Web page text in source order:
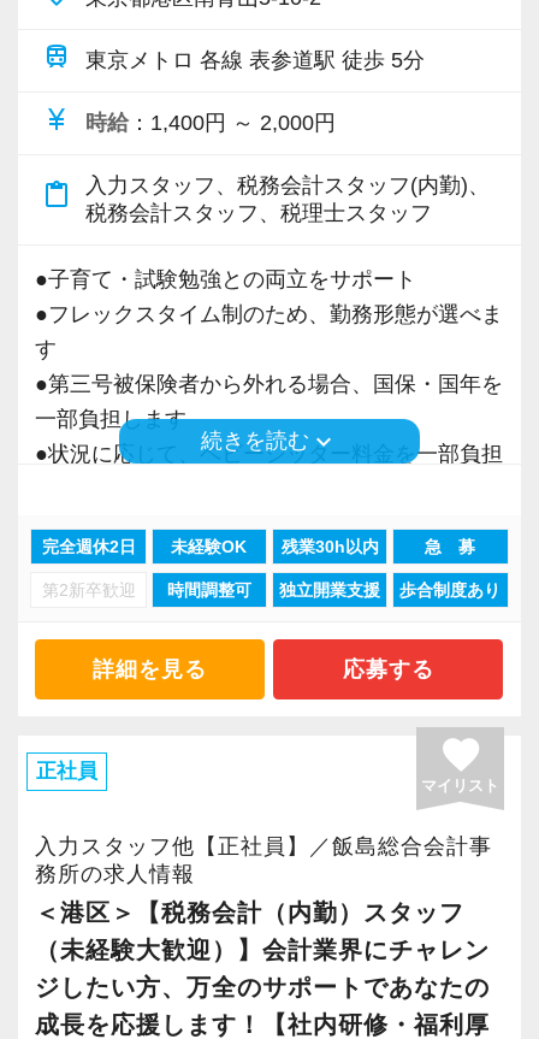
す。
周りのスタッフと協力しあいながら、マイペー
・士業ではなく、あくまでサービス業として、
関与先の立場に立った言動・対応・接遇のでき
・明るく社交的な方
・協調性をもって仕事に取り組める方
・将来税理士として独立しようと思っている方
(のれん分け制度あり)
・税理士として独立したものの まだ時間的に
余裕があるので、ご都合に合わせて働きたいと
・税理士試験受験中なので、フルタイムは無理
だが、パート・アルバイトであれば働いてみた
いと思っている方
私たちとともに頑張っていきましょう！ご応募
train 東京メトロ 各線 表参道駅 徒歩 5分
currency_yen 時給 ：1,400円 ～ 2,000円
content_paste
入力スタッフ、税務会計スタッフ(内勤)、
税務会計スタッフ、税理士スタッフ
●子育て・試験勉強との両立をサポート
●フレックスタイム制のため、勤務形態が選べま
す
●第三号被保険者から外れる場合、国保・国年を
一部負担します
●状況に応じて、ベビーシッター料金を一部負担
事務所は人気の表参道。
青山通りから直ぐ入ったビルにあり、表参道駅
ご都合に合せてシフトを決めてもらいますの
で、プライベートと仕事の両立も可能です。
例えば、アフターファイブにショッピングも楽
しめますし、育児や勉強と両立して働くことも
可能です。
育休に入った職員や2児の子育て真っ盛りの職
員、大学院に通う職員、フレックスタイムを利
用してアフターファイブに趣味のライブを楽し
む職員などなど、これまで皆が仕事とプライベ
ートを楽しんでいます！
続きを読む keyboard_arrow_down
完全週休2日 未経験OK 残業30h以内 急 募
第2新卒歓迎 時間調整可 独立開業支援 歩合制度あり
詳細を見る 応募する
正社員 favorite
マイリスト
入力スタッフ他【正社員】／飯島総合会計事
務所の求人情報
＜港区＞【税務会計（内勤）スタッフ
（未経験大歓迎）】会計業界にチャレン
ジしたい方、万全のサポートであなたの
成長を応援します！【社内研修・福利厚